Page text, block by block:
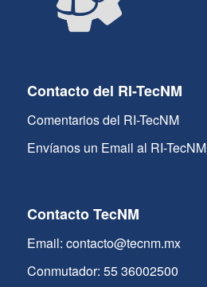
Contacto del RI-TecNM
Comentarios del RI-TecNM
Envíanos un Email al RI-TecNM
Contacto TecNM
Email: contacto@tecnm.mx
Conmutador: 55 36002500